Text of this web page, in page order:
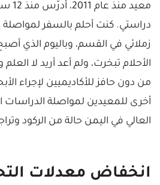
معيد
دراستي. كنت أحلم بالسفر
زملائي في القسم، وباليوم الذي
الأحلام تبخرت، ولم أعد أريد لا العلم
من دون حافز للأكاديميين لإجراء
أخرى للمعيدين لمواصلة الدراسات
العالي في اليمن حالة من الركود
انخفاض معدلات